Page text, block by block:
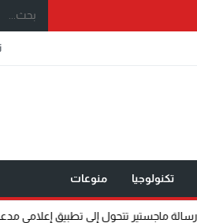
تكنولوجيا منوعات
تتحول إلى تطبيق إعلامي مدعوم بالذكاء